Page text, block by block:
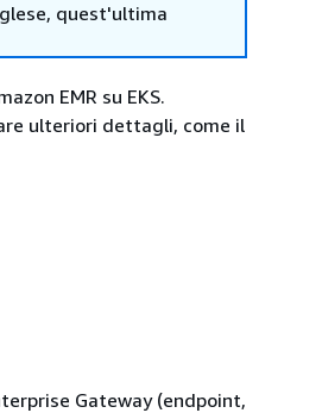
quest'ultima
EMR su EKS.
ulteriori dettagli, come il
Gateway (endpoint,